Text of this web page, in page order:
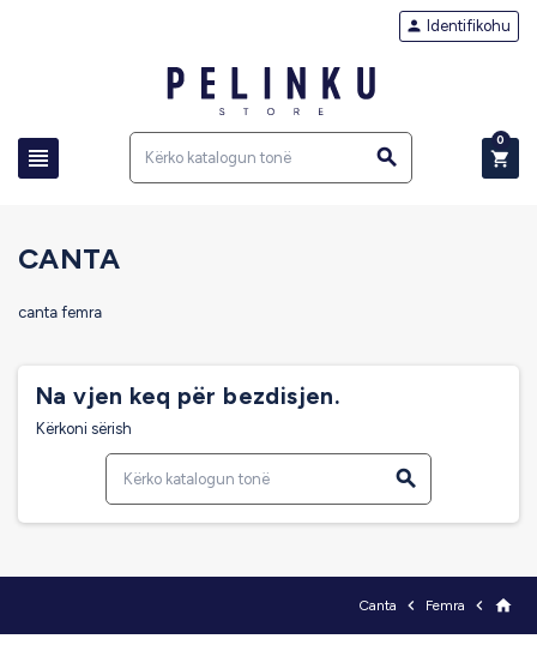
 
 Identifikohu

0
CANTA
canta femra
Na vjen keq për bezdisjen.
Kërkoni sërish

home

Femra

Canta